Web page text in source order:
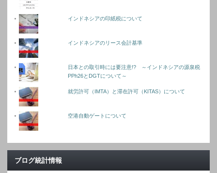
インドネシアの印紙税について
インドネシアのリース会計基準
日本との取引時には要注意!? ～インドネシアの源泉税
PPh26とDGTについて～
就労許可（IMTA）と滞在許可（KITAS）について
空港自動ゲートについて
ブログ統計情報